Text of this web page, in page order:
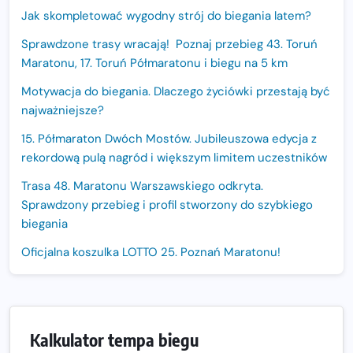
Jak skompletować wygodny strój do biegania latem?
Sprawdzone trasy wracają! Poznaj przebieg 43. Toruń
Maratonu, 17. Toruń Półmaratonu i biegu na 5 km
Motywacja do biegania. Dlaczego życiówki przestają być
najważniejsze?
15. Półmaraton Dwóch Mostów. Jubileuszowa edycja z
rekordową pulą nagród i większym limitem uczestników
Trasa 48. Maratonu Warszawskiego odkryta.
Sprawdzony przebieg i profil stworzony do szybkiego
biegania
Oficjalna koszulka LOTTO 25. Poznań Maratonu!
Kalkulator tempa biegu